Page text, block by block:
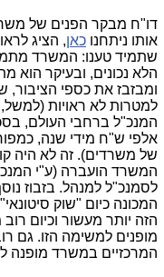
דו"ח מבקר הפנים של
אותו ניתחנו כאן, הציג
שתמיד טענו: המשרד
הלא נכונים, ובעיקר הוא
ומבזבז את כספי הציבור,
למטרות לא ראויות (למשל,
המנכ"ל ברחבי העולם,
אלפי ש"ח מידי שנה,
של משרדים). זה לא היה
המשרד הועברה (ע"י
לסמנכ"ל למנהל. בזבוז
המכונה כיום "שוק
הזה יותר מעשור וכיום
מופנים למשימה הזו. גם
המרכזיים במשרד מופנה